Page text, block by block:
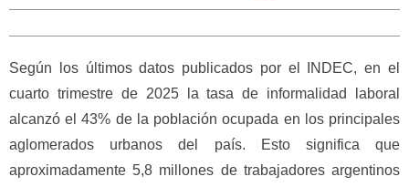
Según los últimos datos publicados por el INDEC, en el
cuarto trimestre de 2025 la tasa de informalidad laboral
alcanzó el 43% de la población ocupada en los principales
aglomerados urbanos del país. Esto significa que
aproximadamente 5,8 millones de trabajadores argentinos